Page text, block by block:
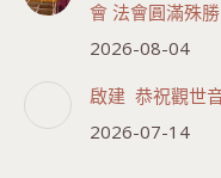
會 法會圓滿殊勝
2026-08-04
啟建 恭祝觀世
2026-07-14